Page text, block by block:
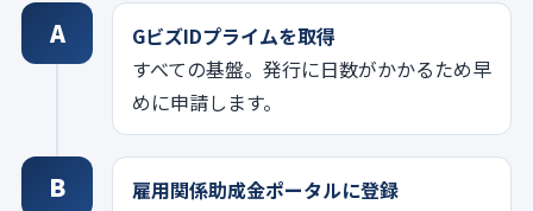
A
GビズIDプライムを取得
すべての基盤。発行に日数がかかるため早
めに申請します。
B
雇用関係助成金ポータルに登録